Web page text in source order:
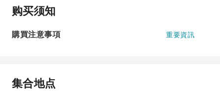
购买须知
購買注意事項 重要資訊
集合地点